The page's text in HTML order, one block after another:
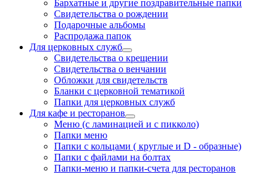
Бархатные и другие поздравительные папки
Свидетельства о рождении
Подарочные альбомы
Распродажа папок
Для церковных служб
Свидетельства о крещении
Свидетельства о венчании
Обложки для свидетельств
Бланки с церковной тематикой
Папки для церковных служб
Для кафе и ресторанов
Меню (с ламинацией и с пикколо)
Папки меню
Папки с кольцами ( круглые и D - образные)
Папки с файлами на болтах
Папки-меню и папки-счета для ресторанов